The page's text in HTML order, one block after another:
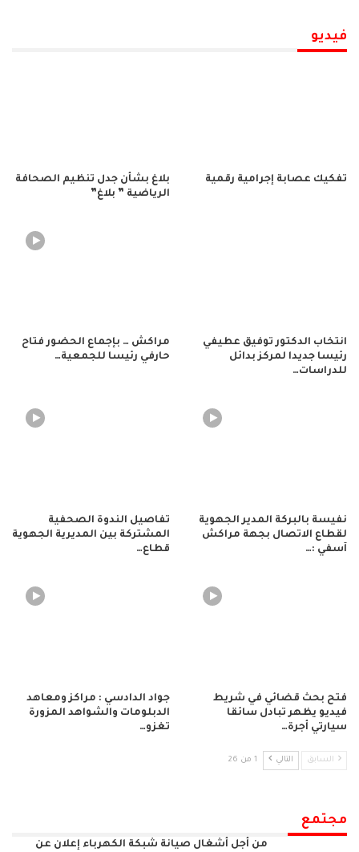
فيديو
تفكيك عصابة إجرامية رقمية
بلاغ بشأن جدل تنظيم الصحافة
الرياضية ” بلاغ”
انتخاب الدكتور توفيق عطيفي
رئيسا جديدا لمركز بدائل
للدراسات…
مراكش … بإجماع الحضور فتاح
حارفي رئيسا للجمعية…
نفيسة بالبركة المدير الجهوية
لقطاع الاتصال بجهة مراكش
آسفي :…
تفاصيل الندوة الصحفية
المشتركة بين المديرية الجهوية
قطاع…
فتح بحث قضائي في شريط
فيديو يظهر تبادل سائقا
سيارتي أجرة…
جواد الدادسي : مراكز ومعاهد
الدبلومات والشواهد المزورة
تغزو…
السابق التالي 1 من 26
مجتمع
من أجل أشغال صيانة شبكة الكهرباء إعلان عن